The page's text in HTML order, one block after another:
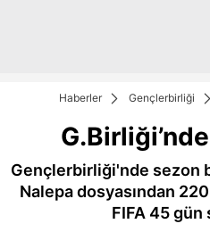
Haberler Gençlerbirliği
Gençlerbirliği'nde sezon
Nalepa dosyasından
FIFA 45 gün